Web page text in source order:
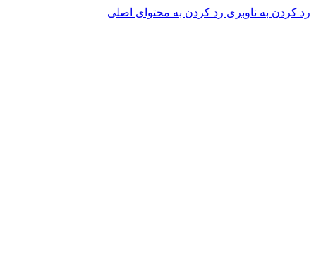
رد کردن به ناوبری رد کردن به محتوای اصلی